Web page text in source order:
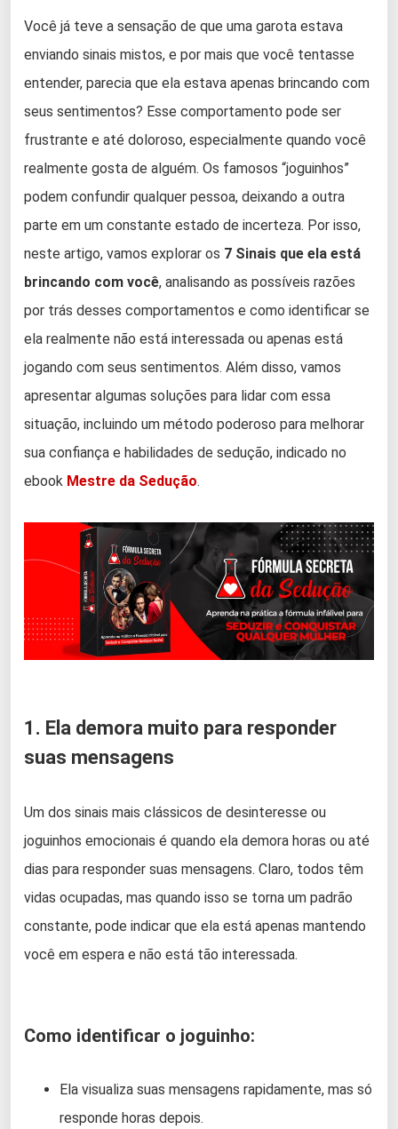
Você já teve a sensação de que uma garota estava
enviando sinais mistos, e por mais que você tentasse
entender, parecia que ela estava apenas brincando com
seus sentimentos? Esse comportamento pode ser
frustrante e até doloroso, especialmente quando você
realmente gosta de alguém. Os famosos “joguinhos”
podem confundir qualquer pessoa, deixando a outra
parte em um constante estado de incerteza. Por isso,
neste artigo, vamos explorar os 7 Sinais que ela está
brincando com você, analisando as possíveis razões
por trás desses comportamentos e como identificar se
ela realmente não está interessada ou apenas está
jogando com seus sentimentos. Além disso, vamos
apresentar algumas soluções para lidar com essa
situação, incluindo um método poderoso para melhorar
sua confiança e habilidades de sedução, indicado no
ebook Mestre da Sedução.
1. Ela demora muito para responder
suas mensagens
Um dos sinais mais clássicos de desinteresse ou
joguinhos emocionais é quando ela demora horas ou até
dias para responder suas mensagens. Claro, todos têm
vidas ocupadas, mas quando isso se torna um padrão
constante, pode indicar que ela está apenas mantendo
você em espera e não está tão interessada.
Como identificar o joguinho:
Ela visualiza suas mensagens rapidamente, mas só
responde horas depois.